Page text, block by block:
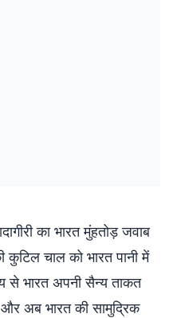
का भारत मुंहतोड़ जवाब
चाल को भारत पानी में
से भारत अपनी सैन्य ताकत
अब भारत की सामुद्रिक